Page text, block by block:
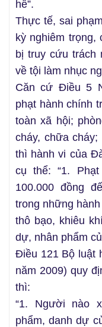
hề”.
Thực tế, sai
kỳ nghiêm trọng,
bị truy cứu trách
về tội làm nhục
Căn cứ Điều 5
phạt hành chính
toàn xã hội;
cháy, chữa
thì hành vi của
cụ thể: “1.
100.000 đồng
trong những
thô bạo, khiêu
dự, nhân phẩm
Điều 121 Bộ luật
năm 2009) quy
thì:
“1. Người nào
phẩm, danh dự